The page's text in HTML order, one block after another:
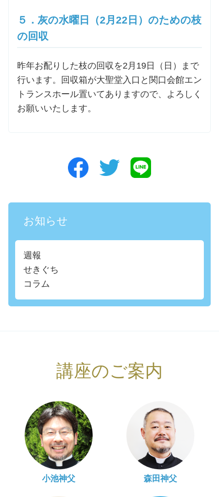
５．灰の水曜日（2月22日）のための枝
の回収
昨年お配りした枝の回収を2月19日（日）まで
行います。回収箱が大聖堂入口と関口会館エン
トランスホール置いてありますので、よろしく
お願いいたします。
お知らせ
週報
せきぐち
コラム
講座のご案内
小池神父 森田神父